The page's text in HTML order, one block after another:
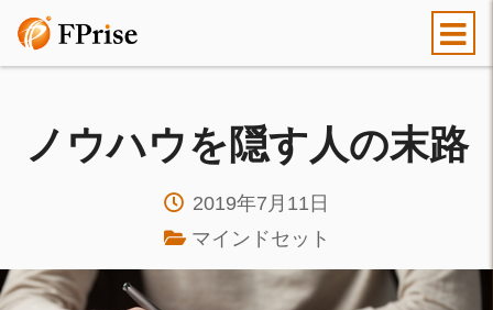
ノウハウを隠す人の末路
2019年7月11日
マインドセット